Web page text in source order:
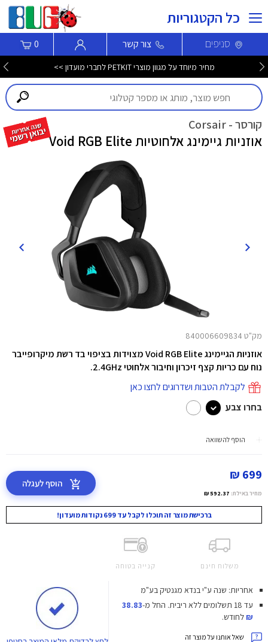
כל הקטגוריות
סניפים צור קשר 0
מחיר מיוחד על מגוון מוצרי PETKIT לחברי מועדון >>
קורסר - Corsair
אוזניות גיימינג אלחוטיות Void RGB Elite
מק"ט 840006609834
אוזניות הגיימינג Void RGB Elite מצוידות בציפוי בד רשת מיקרופייבר
נוח עם כריות קצף זיכרון וחיבור אלחוטי 2.4GHz.
לקבלת הטבות ושדרוגים לחצו כאן
בחרו צבע
הוסף להשוואה
699 ₪
מחיר באילת: 592.37 ₪
הוסף לעגלה
ברכישת מוצר זה תוכלו לקבל עד 699 נקודות מועדון!
משלוח חינם קנייה בטוחה
אחריות: שנה ע"י בנדא מגנטיק בע"מ
עד 18 תשלומים ללא ריבית.
החל מ-38.83
₪לחודש.
שאל אותנו על מוצר זה